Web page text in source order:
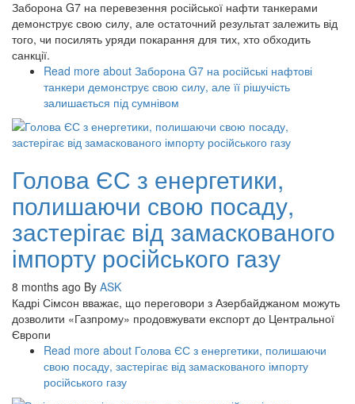
Заборона G7 на перевезення російської нафти танкерами
демонструє свою силу, але остаточний результат залежить від
того, чи посилять уряди покарання для тих, хто обходить
санкції.
Read more about Заборона G7 на російські нафтові
танкери демонструє свою силу, але її рішучість
залишається під сумнівом
Голова ЄС з енергетики,
полишаючи свою посаду,
застерігає від замаскованого
імпорту російського газу
8 months ago By ASK
Кадрі Сімсон вважає, що переговори з Азербайджаном можуть
дозволити «Газпрому» продовжувати експорт до Центральної
Європи
Read more about Голова ЄС з енергетики, полишаючи
свою посаду, застерігає від замаскованого імпорту
російського газу